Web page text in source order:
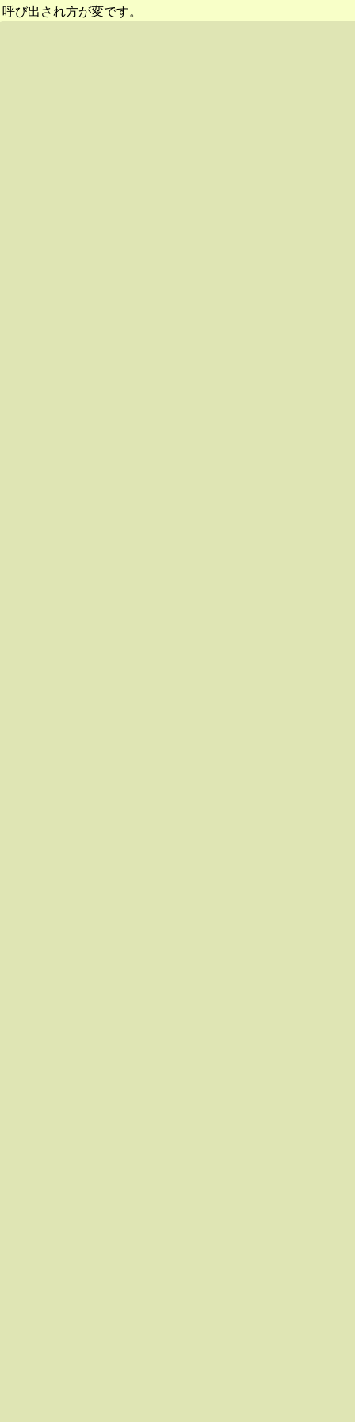
呼び出され方が変です。